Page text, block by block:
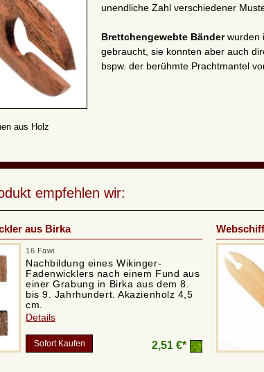
aus Holz
unendliche Zahl verschiedener
Brettchengewebte Bänderwurden
gebraucht, sie konnten aber auch
bspw. der berühmte Prachtmantel
empfehlen wir:
aus Birka
16 Fawi
Nachbildung eines Wikinger-
Fadenwicklers nach einem Fund aus
einer Grabung in Birka aus dem 8.
bis 9. Jahrhundert. Akazienholz 4,5
cm.
Details
Sofort Kaufen 2,51 €*